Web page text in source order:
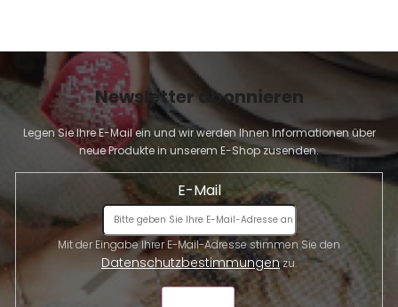
e
Newsletter abonnieren
Legen Sie Ihre E-Mail ein und wir werden Ihnen Informationen über
neue Produkte in unserem E-Shop zusenden.
E-Mail
Datenschutzbestimmungenzu.